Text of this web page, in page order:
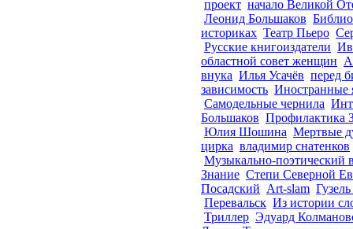
проект начало Великой
Леонид Большаков
историках Театр Пьеро
Русские книгоиздатели
областной совет женщин
внука Илья Усачёв перед
зависимость Иностранные
Самодельные чернила
Большаков Профилактика
Юлия Шошина Мертвые
цирка владимир снатенков
Музыкально-поэтический
Знание Степи Северной
Посадский Art-slam
Перевальск Из истории
Триллер Эдуард